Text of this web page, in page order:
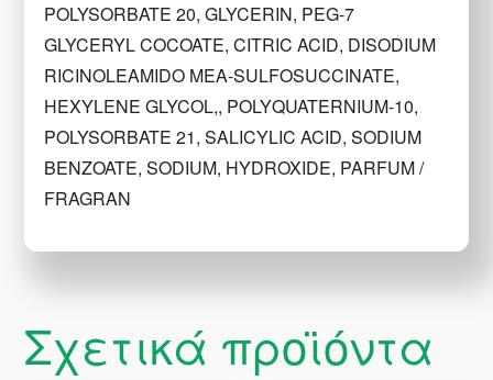
POLYSORBATE 20, GLYCERIN, PEG-7
GLYCERYL COCOATE, CITRIC ACID, DISODIUM
RICINOLEAMIDO MEA-SULFOSUCCINATE,
HEXYLENE GLYCOL,, POLYQUATERNIUM-10,
POLYSORBATE 21, SALICYLIC ACID, SODIUM
BENZOATE, SODIUM, HYDROXIDE, PARFUM /
FRAGRAN
Σχετικά προϊόντα